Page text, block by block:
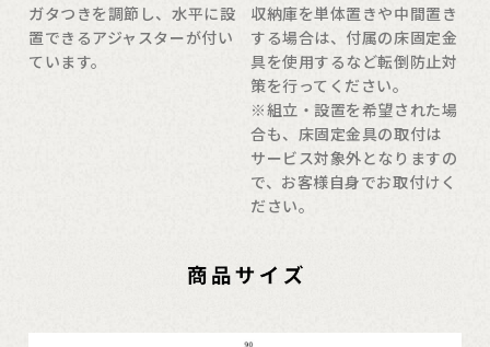
ガタつきを調節し、水平に設
置できるアジャスターが付い
ています。
収納庫を単体置きや中間置き
する場合は、付属の床固定金
具を使用するなど転倒防止対
策を行ってください。
※組立・設置を希望された場
合も、床固定金具の取付は
サービス対象外となりますの
で、お客様自身でお取付けく
ださい。